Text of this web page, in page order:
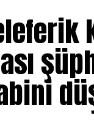
iş otomatikleşiyor
başına yeterli
bil, yapay
dikkat
gerektiren
çekiyor.